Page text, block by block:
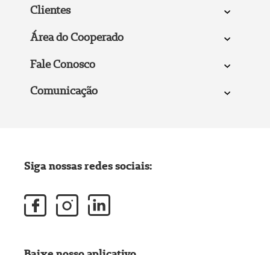
Clientes
Área do Cooperado
Fale Conosco
Comunicação
Siga nossas redes sociais: